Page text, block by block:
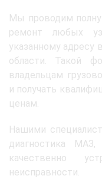
Мы проводим
ремонт любых
указанному
области. Такой
владельцам
и получать
ценам.
Нашими
диагностика
качественно
неисправности.